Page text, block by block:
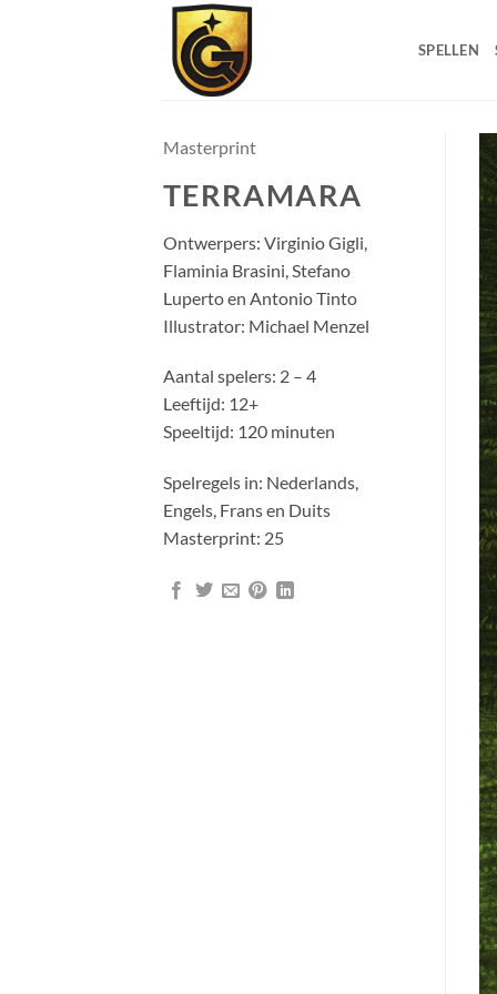
SPELLEN
Masterprint
TERRAMARA
Ontwerpers: Virginio Gigli,
Flaminia Brasini, Stefano
Luperto en Antonio Tinto
Illustrator: Michael Menzel
Aantal spelers: 2 – 4
Leeftijd: 12+
Speeltijd: 120 minuten
Spelregels in: Nederlands,
Engels, Frans en Duits
Masterprint: 25